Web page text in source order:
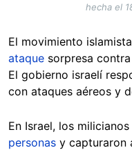
hecha el
El movimiento
ataque sorpresa
El gobierno israelí
con ataques aéreos y
En Israel, los
personas y capturaron